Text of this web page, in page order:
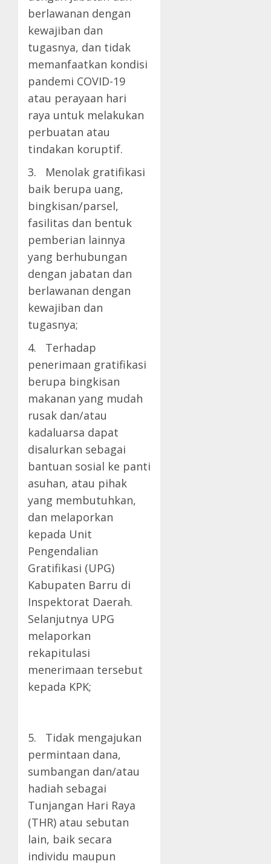
berlawanan dengan
kewajiban dan
tugasnya, dan tidak
memanfaatkan kondisi
pandemi COVID-19
atau perayaan hari
raya untuk melakukan
perbuatan atau
tindakan koruptif.
3. Menolak gratifikasi
baik berupa uang,
bingkisan/parsel,
fasilitas dan bentuk
pemberian lainnya
yang berhubungan
dengan jabatan dan
berlawanan dengan
kewajiban dan
tugasnya;
4. Terhadap
penerimaan gratifikasi
berupa bingkisan
makanan yang mudah
rusak dan/atau
kadaluarsa dapat
disalurkan sebagai
bantuan sosial ke panti
asuhan, atau pihak
yang membutuhkan,
dan melaporkan
kepada Unit
Pengendalian
Gratifikasi (UPG)
Kabupaten Barru di
Inspektorat Daerah.
Selanjutnya UPG
melaporkan
rekapitulasi
menerimaan tersebut
kepada KPK;
5. Tidak mengajukan
permintaan dana,
sumbangan dan/atau
hadiah sebagai
Tunjangan Hari Raya
(THR) atau sebutan
lain, baik secara
individu maupun